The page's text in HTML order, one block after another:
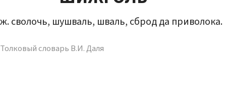
ж. сволочь, шушваль, шваль, сброд да приволока.
Толковый словарь В.И. Даля